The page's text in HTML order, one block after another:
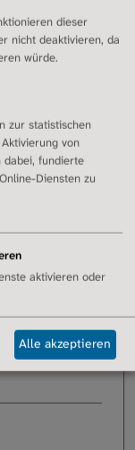
dieser
nicht deaktivieren, da
würde.
zur statistischen
von
dabei, fundierte
Diensten zu
aktivieren oder
Alle akzeptieren